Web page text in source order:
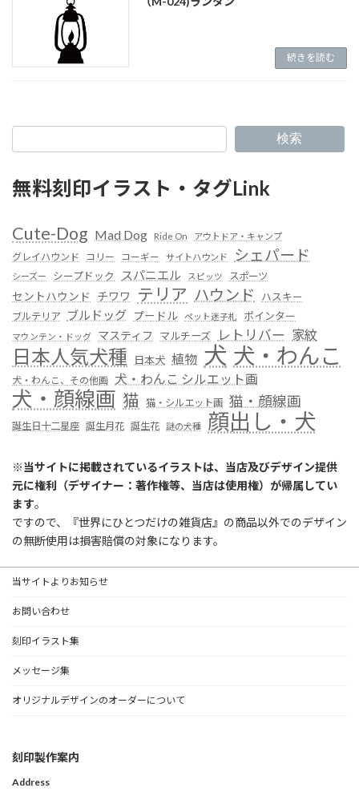
続きを読む
検索
無料刻印イラスト・タグLink
Cute-Dog Mad Dog Ride On アウトドア・キャンプ
グレイハウンド コリー コーギー サイトハウンド シェパード
シーズー シープドック スパニエル スピッツ スポーツ
セントハウンド チワワ テリア ハウンド ハスキー
ブルテリア ブルドッグ プードル ペット迷子札 ポインター
マウンテン・ドッグ マスティフ マルチーズ レトリバー 家紋
日本人気犬種 日本犬 植物 犬 犬・わんこ
犬・わんこ、その他画 犬・わんこ シルエット画
犬・顔線画 猫 猫・シルエット画 猫・顔線画
誕生日十二星座 誕生月花 誕生花 謎の犬種 顔出し・犬
※当サイトに掲載されているイラストは、当店及びデザイン提供
元に権利（デザイナー：著作権等、当店は使用権）が帰属してい
ます。
ですので、『世界にひとつだけの雑貨店』の商品以外でのデザイン
の無断使用は損害賠償の対象になります。
当サイトよりお知らせ
お問い合わせ
刻印イラスト集
メッセージ集
オリジナルデザインのオーダーについて
刻印製作案内
Address